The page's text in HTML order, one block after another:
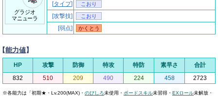
グラジオ
マニューラ
[タイプ] こおり
[攻撃技] こおり
[弱点] かくとう
能力値】
HP 攻撃 防御 特攻 特防 素早さ
合計
832
510 209 490 224 458 2723
※各能力は「初期★・Lv.200(MAX)・ のびしろ未使用・ ボードスキル未習得・ EXロール未解放・